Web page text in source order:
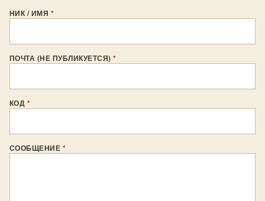
НИК / ИМЯ *
ПОЧТА (НЕ ПУБЛИКУЕТСЯ)*
КОД *
СООБЩЕНИЕ *